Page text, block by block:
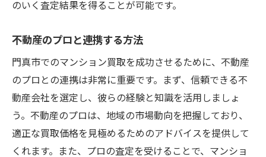
のいく査定結果を得ることが可能です。
不動産のプロと連携する方法
門真市でのマンション買取を成功させるために、不動産
のプロとの連携は非常に重要です。まず、信頼できる不
動産会社を選定し、彼らの経験と知識を活用しましょ
う。不動産のプロは、地域の市場動向を把握しており、
適正な買取価格を見極めるためのアドバイスを提供して
くれます。また、プロの査定を受けることで、マンショ